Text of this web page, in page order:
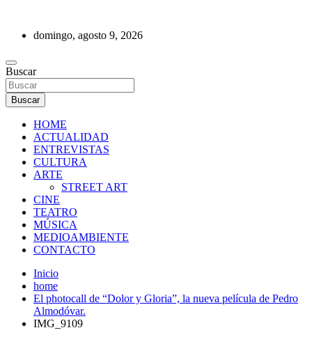
contenidodomingo, agosto 9, 2026
REVISTA DE PRENSA
Buscar
Buscar
HOME
ACTUALIDAD
ENTREVISTAS
CULTURA
ARTE
STREET ART
CINE
TEATRO
MÚSICA
MEDIOAMBIENTE
CONTACTO
Inicio
home
El photocall de “Dolor y Gloria”, la nueva película de Pedro
Almodóvar.
IMG_9109